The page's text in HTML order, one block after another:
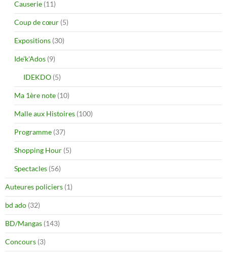
Causerie (11)
Coup de cœur (5)
Expositions (30)
Ide'k'Ados (9)
IDEKDO (5)
Ma 1ère note (10)
Malle aux Histoires (100)
Programme (37)
Shopping Hour (5)
Spectacles (56)
Auteures policiers (1)
bd ado (32)
BD/Mangas (143)
Concours (3)